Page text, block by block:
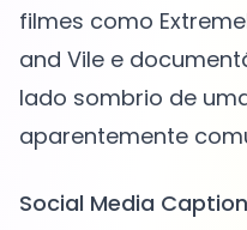
filmes como
and Vile e
lado sombrio de
Social Media